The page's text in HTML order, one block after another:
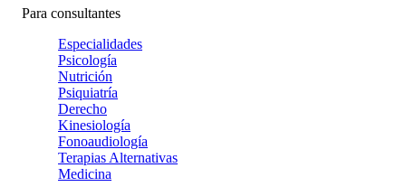
Para consultantes
Especialidades
Psicología
Nutrición
Psiquiatría
Derecho
Kinesiología
Fonoaudiología
Terapias Alternativas
Medicina